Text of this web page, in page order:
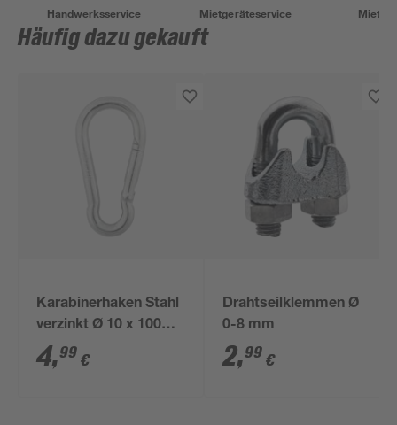
Handwerksservice Mietgeräteservice
Häufig dazu gekauft
Karabinerhaken Stahl
verzinkt Ø 10 x 100
mm
4,99 €
Drahtseilklemmen Ø
0-8 mm
2,99 €